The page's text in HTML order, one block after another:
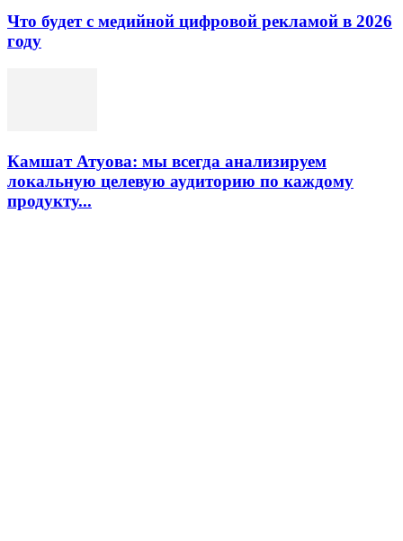
Что будет с медийной цифровой рекламой в 2026
году
Камшат Атуова: мы всегда анализируем
локальную целевую аудиторию по каждому
продукту...